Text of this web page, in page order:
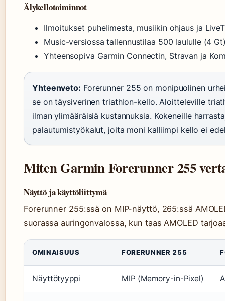
Älykellotoiminnot
Ilmoitukset puhelimesta, musiikin ohjaus ja
Music-versiossa tallennustilaa 500 laululle (4
Yhteensopiva Garmin Connectin, Stravan ja
Yhteenveto: Forerunner 255 on monipuolinen
se on täysiverinen triathlon-kello. Aloitteleville
ilman ylimääräisiä kustannuksia. Kokeneille
palautumistyökalut, joita moni kalliimpi kello ei
Miten Garmin Forerunner 255
Näyttö ja käyttöliittymä
Forerunner 255:ssä on MIP-näyttö, 265:ssä
suorassa auringonvalossa, kun taas AMOLED
OMINAISUUS FORERUNNER 255
Näyttötyyppi MIP (Memory-in-Pixel)